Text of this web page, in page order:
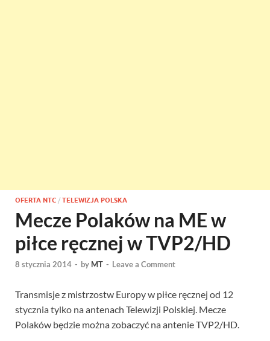
OFERTA NTC / TELEWIZJA POLSKA
Mecze Polaków na ME w
piłce ręcznej w TVP2/HD
8 stycznia 2014 - by MT - Leave a Comment
Transmisje z mistrzostw Europy w piłce ręcznej od 12
stycznia tylko na antenach Telewizji Polskiej. Mecze
Polaków będzie można zobaczyć na antenie TVP2/HD.